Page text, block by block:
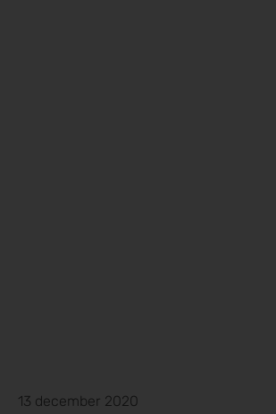
13 december 2020